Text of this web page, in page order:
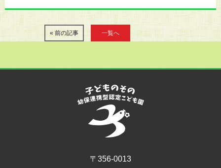
« 前の記事 一覧へ
〒356-0013